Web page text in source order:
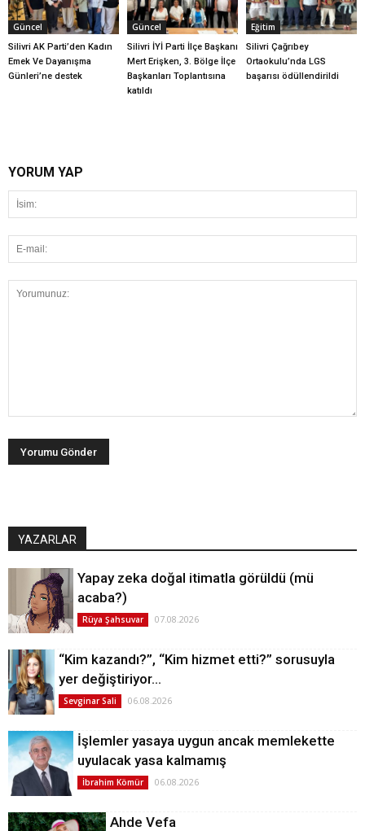
Güncel
Silivri AK Parti’den Kadın
Emek Ve Dayanışma
Günleri’ne destek
Güncel
Silivri İYİ Parti İlçe Başkanı
Mert Erişken, 3. Bölge İlçe
Başkanları Toplantısına
katıldı
Eğitim
Silivri Çağrıbey
Ortaokulu’nda LGS
başarısı ödüllendirildi
YORUM YAP
YAZARLAR
Yapay zeka doğal itimatla görüldü (mü
acaba?)
Rüya Şahsuvar 07.08.2026
“Kim kazandı?”, “Kim hizmet etti?” sorusuyla
yer değiştiriyor…
Sevginar Sali 06.08.2026
İşlemler yasaya uygun ancak memlekette
uyulacak yasa kalmamış
İbrahim Kömür 06.08.2026
Ahde Vefa